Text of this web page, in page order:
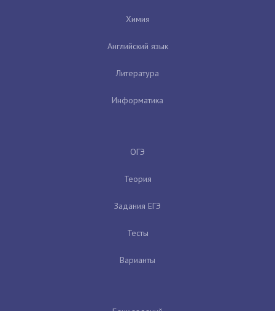
Химия
Английский язык
Литература
Информатика
ОГЭ
Теория
Задания ЕГЭ
Тесты
Варианты